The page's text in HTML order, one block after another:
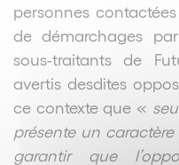
personnes
de démarchages par
sous-traitants de
avertis desdites
ce contexte que «
présente un
garantir que